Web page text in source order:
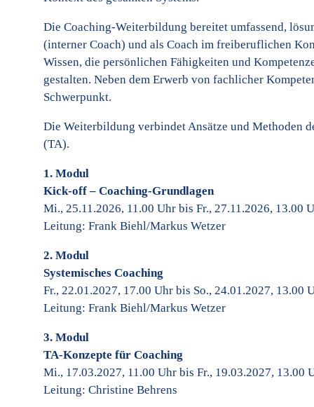
Die Coaching-Weiterbildung bereitet umfassend,
(interner Coach) und als Coach im freiberuflichen
Wissen, die persönlichen Fähigkeiten und
gestalten. Neben dem Erwerb von fachlicher
Schwerpunkt.
Die Weiterbildung verbindet Ansätze und Methoden
(TA).
1. Modul
Kick-off – Coaching-Grundlagen
Mi., 25.11.2026, 11.00 Uhr bis Fr., 27.11.2026, 13.00
Leitung: Frank Biehl/Markus Wetzer
2. Modul
Systemisches Coaching
Fr., 22.01.2027, 17.00 Uhr bis So., 24.01.2027, 13.00
Leitung: Frank Biehl/Markus Wetzer
3. Modul
TA-Konzepte für Coaching
Mi., 17.03.2027, 11.00 Uhr bis Fr., 19.03.2027, 13.00
Leitung: Christine Behrens